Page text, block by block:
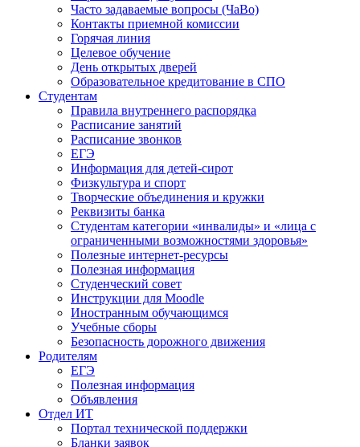
Часто задаваемые вопросы (ЧаВо)
Контакты приемной комиссии
Горячая линия
Целевое обучение
День открытых дверей
Образовательное кредитование в СПО
Студентам
Правила внутреннего распорядка
Расписание занятий
Расписание звонков
ЕГЭ
Информация для детей-сирот
Физкультура и спорт
Творческие объединения и кружки
Реквизиты банка
Студентам категории «инвалиды» и «лица с
ограниченными возможностями здоровья»
Полезные интернет-ресурсы
Полезная информация
Студенческий совет
Инструкции для Moodle
Иностранным обучающимся
Учебные сборы
Безопасность дорожного движения
Родителям
ЕГЭ
Полезная информация
Объявления
Отдел ИТ
Портал технической поддержки
Бланки заявок